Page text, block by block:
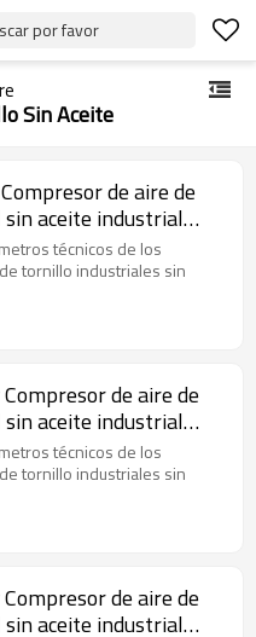
por favor
Sin Aceite
de aire de
aceite industrial
técnicos de los
tornillo industriales sin
de aire de
aceite industrial
técnicos de los
tornillo industriales sin
de aire de
aceite industrial